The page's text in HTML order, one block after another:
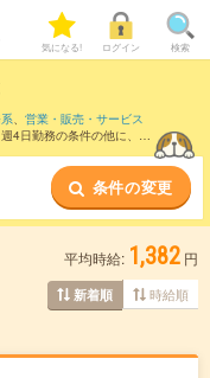
気になる! ログイン 検索
、 営業・販売・サービス
4日勤務の条件の他に、 交
条件の変更
平均時給: 1,382 円
新着順 時給順